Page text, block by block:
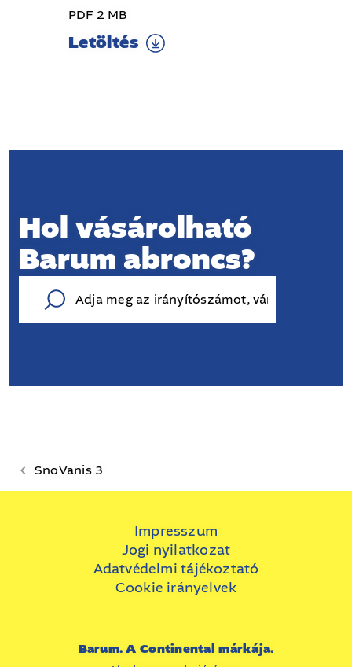
PDF 2 MB
Letöltés
Hol vásárolható
Barum abroncs?
SnoVanis 3
Impresszum
Jogi nyilatkozat
Adatvédelmi tájékoztató
Cookie irányelvek
Barum. A Continental márkája.